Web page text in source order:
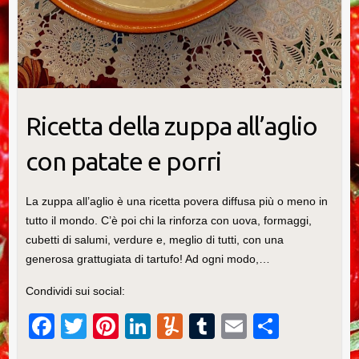
Ricetta della zuppa all’aglio
con patate e porri
La zuppa all’aglio è una ricetta povera diffusa più o meno in
tutto il mondo. C’è poi chi la rinforza con uova, formaggi,
cubetti di salumi, verdure e, meglio di tutti, con una
generosa grattugiata di tartufo! Ad ogni modo,…
Condividi sui social:
F
T
Pi
Li
Y
T
E